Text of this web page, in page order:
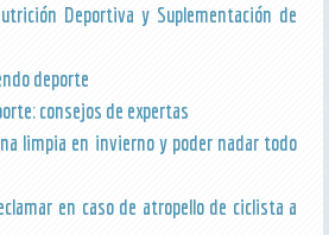
Deportiva y Suplementación de
deporte
consejos de expertas
limpia en invierno y poder nadar todo
en caso de atropello de ciclista a